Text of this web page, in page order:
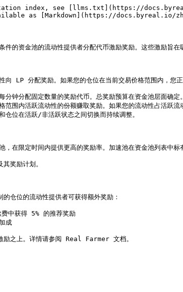
index, see [llms.txt](https://
as [Markdown](https://
的资金池的流动性提供者分配代币激励奖励。这些激励旨在
LP 分配奖励。如果您的仓位在当前交易价格范围内，您正
分配固定数量的奖励代币。总奖励预算在资金池层面确定。
围内活跃流动性的份额赚取奖励。如果您的流动性占活跃流
位在活跃/非活跃状态之间切换而持续调整。
在限定时间内提供更高的奖励率。加速池在资金池列表中标
奖励计划。
位的流动性提供者可获得额外奖励：
中获得 5% 的推荐奖励
成